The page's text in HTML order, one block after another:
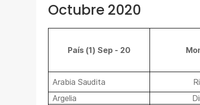
Octubre 2020
País (1) Sep - 20
Arabia Saudita
Argelia